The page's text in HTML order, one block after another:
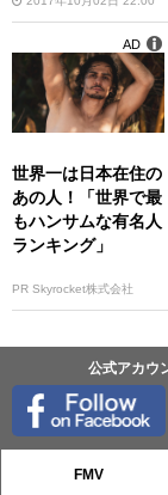
世界一は日本在住の
あの人！「世界で最
もハンサムな有名人
ランキング」
PR Skyrocket株式会社
AD
公式アカウ
FMV